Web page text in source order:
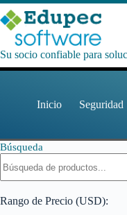
Saltar
al
contenido
Su socio confiable para
Inicio Seguridad
Búsqueda
Rango de Precio (USD):